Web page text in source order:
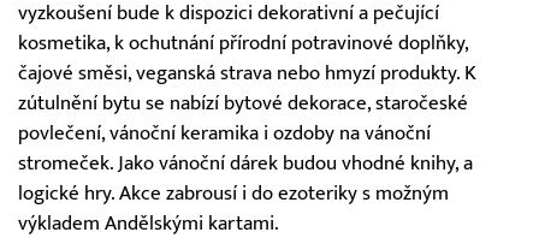
vyzkoušení bude k dispozici dekorativní a pečující
kosmetika, k ochutnání přírodní potravinové doplňky,
čajové směsi, veganská strava nebo hmyzí produkty. K
zútulnění bytu se nabízí bytové dekorace, staročeské
povlečení, vánoční keramika i ozdoby na vánoční
stromeček. Jako vánoční dárek budou vhodné knihy, a
logické hry. Akce zabrousí i do ezoteriky s možným
výkladem Andělskými kartami.